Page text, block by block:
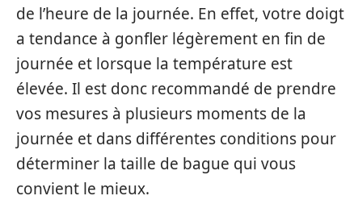
de l’heure de la journée. En effet, votre doigt
a tendance à gonfler légèrement en fin de
journée et lorsque la température est
élevée. Il est donc recommandé de prendre
vos mesures à plusieurs moments de la
journée et dans différentes conditions pour
déterminer la taille de bague qui vous
convient le mieux.